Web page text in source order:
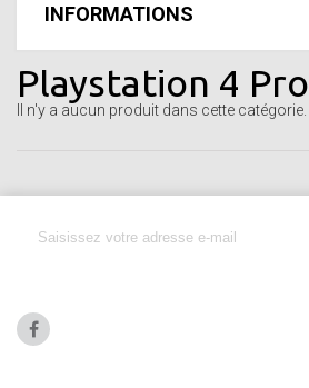
INFORMATIONS
Playstation 4 Pro
Il n'y a aucun produit dans cette catégorie.